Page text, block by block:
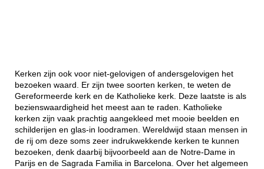
Kerken zijn ook voor niet-gelovigen of andersgelovigen het
bezoeken waard. Er zijn twee soorten kerken, te weten de
Gereformeerde kerk en de Katholieke kerk. Deze laatste is als
bezienswaardigheid het meest aan te raden. Katholieke
kerken zijn vaak prachtig aangekleed met mooie beelden en
schilderijen en glas-in loodramen. Wereldwijd staan mensen in
de rij om deze soms zeer indrukwekkende kerken te kunnen
bezoeken, denk daarbij bijvoorbeeld aan de Notre-Dame in
Parijs en de Sagrada Familia in Barcelona. Over het algemeen